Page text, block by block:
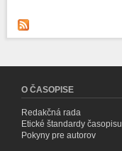
O ČASOPISE
Redakčná rada
Etické štandardy časopisu
Pokyny pre autorov